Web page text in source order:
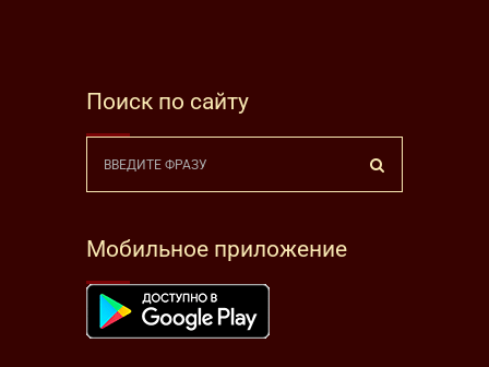
Поиск по сайту
Мобильное приложение